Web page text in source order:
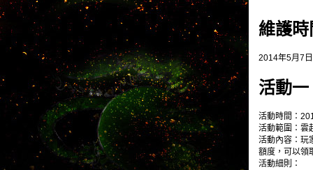
維護時
2014年5月7
活動
活動時間：
活動範圍：雲
活動內容：玩
額度，可以領
活動細則：